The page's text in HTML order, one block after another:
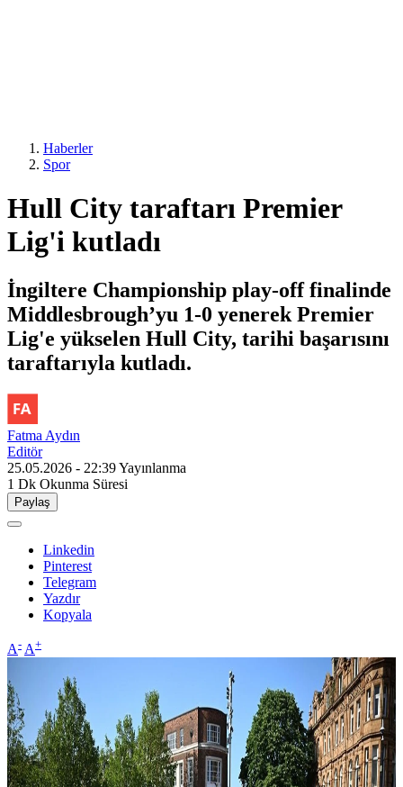
Haberler
Spor
Hull City taraftarı Premier
Lig'i kutladı
İngiltere Championship play-off finalinde
Middlesbrough’yu 1-0 yenerek Premier
Lig'e yükselen Hull City, tarihi başarısını
taraftarıyla kutladı.
Fatma Aydın
Editör
25.05.2026 - 22:39Yayınlanma
1 Dk Okunma Süresi
Paylaş
Linkedin
Pinterest
Telegram
Yazdır
Kopyala
A- A+